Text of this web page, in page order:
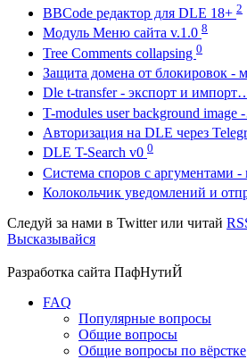
BBCode редактор для DLE 18+ 2
Модуль Меню сайта v.1.0 8
Tree Comments collapsing 0
Защита домена от блокировок -
Dle t-transfer - экспорт и
T-modules user background image
Авторизация на DLE через
DLE T-Search v0 0
Система споров с аргументами
Колокольчик уведомлений и
Следуй за нами в Twitterили читай
Высказывайся
Разработка сайта ПафНутиЙ
FAQ
Популярные вопросы
Общие вопросы
Общие вопросы по вёрстке